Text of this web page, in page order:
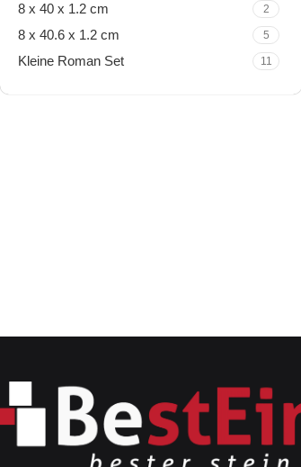
8 x 40 x 1.2 cm 2
8 x 40.6 x 1.2 cm 5
Kleine Roman Set 11